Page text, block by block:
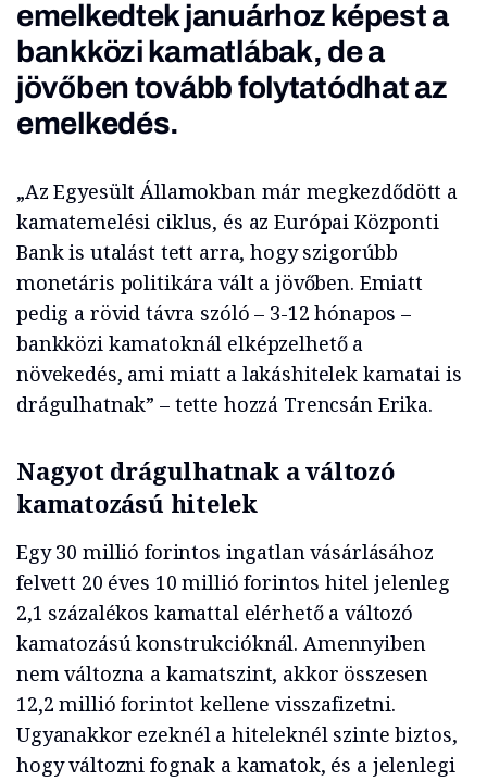
emelkedtek januárhoz képest a
bankközi kamatlábak, de a
jövőben tovább folytatódhat az
emelkedés.
„Az Egyesült Államokban már megkezdődött a
kamatemelési ciklus, és az Európai Központi
Bank is utalást tett arra, hogy szigorúbb
monetáris politikára vált a jövőben. Emiatt
pedig a rövid távra szóló – 3-12 hónapos –
bankközi kamatoknál elképzelhető a
növekedés, ami miatt a lakáshitelek kamatai is
drágulhatnak” – tette hozzá Trencsán Erika.
Nagyot drágulhatnak a változó
kamatozású hitelek
Egy 30 millió forintos ingatlan vásárlásához
felvett 20 éves 10 millió forintos hitel jelenleg
2,1 százalékos kamattal elérhető a változó
kamatozású konstrukcióknál. Amennyiben
nem változna a kamatszint, akkor összesen
12,2 millió forintot kellene visszafizetni.
Ugyanakkor ezeknél a hiteleknél szinte biztos,
hogy változni fognak a kamatok, és a jelenlegi